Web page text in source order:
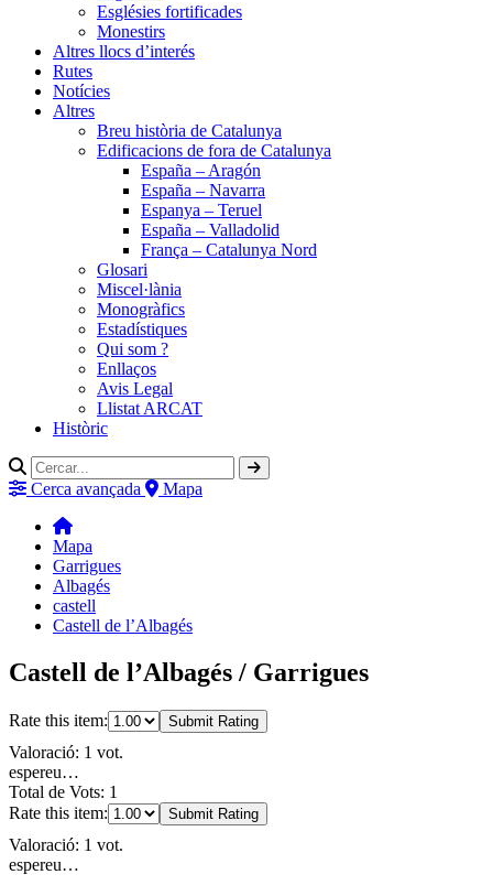
Esglésies fortificades
Monestirs
Altres llocs d’interés
Rutes
Notícies
Altres
Breu història de Catalunya
Edificacions de fora de Catalunya
España – Aragón
España – Navarra
Espanya – Teruel
España – Valladolid
França – Catalunya Nord
Glosari
Miscel·lània
Monogràfics
Estadístiques
Qui som ?
Enllaços
Avis Legal
Llistat ARCAT
Històric
Cerca avançada Mapa
Mapa
Garrigues
Albagés
castell
Castell de l’Albagés
Castell de l’Albagés / Garrigues
Rate this item: Submit Rating
Valoració: 1 vot.
espereu…
Total de Vots: 1
Rate this item:
Submit Rating
Valoració: 1 vot.
espereu…